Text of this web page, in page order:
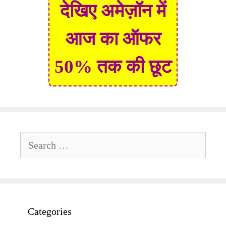
देखिए अमेज़ॉन में
आज का ऑफर
50% तक की छूट
for:
Categories